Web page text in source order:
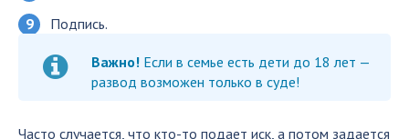
Подпись.
Важно! Если в семье есть дети до 18 лет —
развод возможен только в суде!
Часто случается, что кто-то подает иск, а потом задается